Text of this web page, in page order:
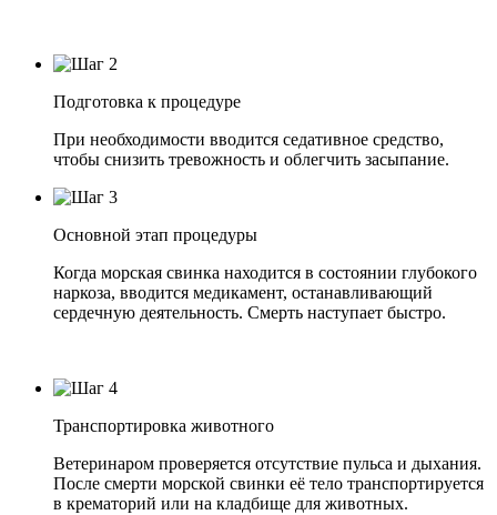
Подготовка к процедуре
При необходимости вводится седативное средство,
чтобы снизить тревожность и облегчить засыпание.
Основной этап процедуры
Когда морская свинка находится в состоянии глубокого
наркоза, вводится медикамент, останавливающий
сердечную деятельность. Смерть наступает быстро.
Транспортировка животного
Ветеринаром проверяется отсутствие пульса и дыхания.
После смерти морской свинки её тело транспортируется
в крематорий или на кладбище для животных.